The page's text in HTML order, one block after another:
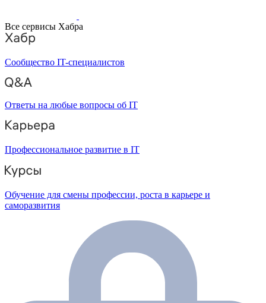
Все сервисы Хабра
Сообщество IT-специалистов
Ответы на любые вопросы об IT
Профессиональное развитие в IT
Обучение для смены профессии, роста в карьере и
саморазвития